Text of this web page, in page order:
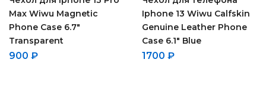
Max Wiwu Magnetic
Phone Case 6.7″
Transparent
900 ₽
Iphone 13 Wiwu Calfskin
Genuine Leather Phone
Case 6.1″ Blue
1700 ₽